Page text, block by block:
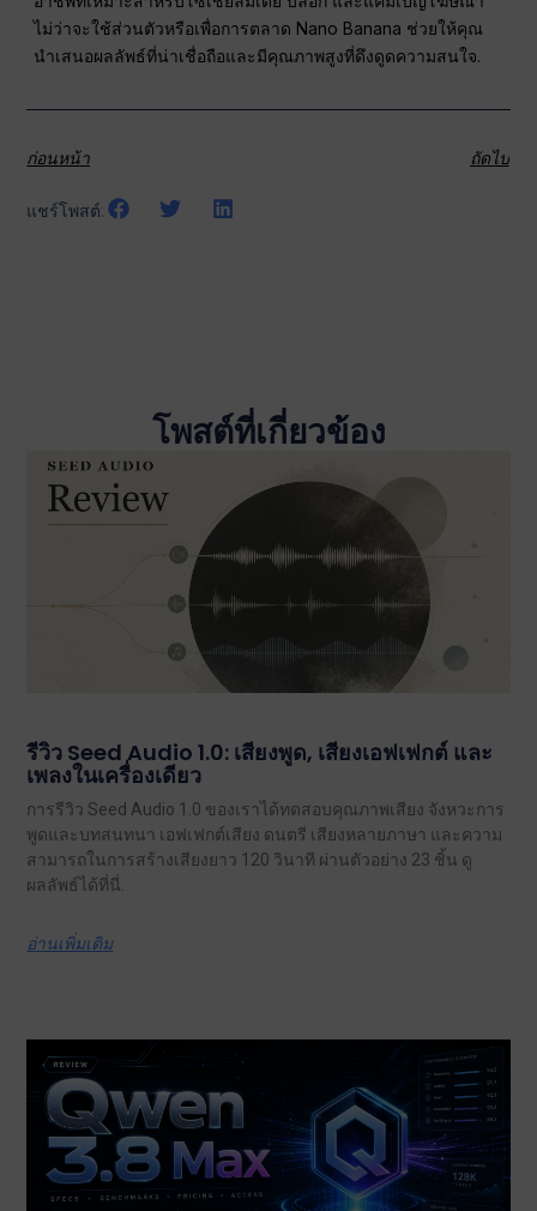
ไม่ว่าจะใช้ส่วนตัวหรือเพื่อการตลาด Nano Banana ช่วยให้คุณ
นำเสนอผลลัพธ์ที่น่าเชื่อถือและมีคุณภาพสูงที่ดึงดูดความสนใจ.
ก่อนหน้า ถัดไป
แชร์โพสต์:
โพสต์ที่เกี่ยวข้อง
รีวิว Seed Audio 1.0: เสียงพูด, เสียงเอฟเฟกต์ และ
เพลงในเครื่องเดียว
การรีวิว Seed Audio 1.0 ของเราได้ทดสอบคุณภาพเสียง จังหวะการ
พูดและบทสนทนา เอฟเฟกต์เสียง ดนตรี เสียงหลายภาษา และความ
สามารถในการสร้างเสียงยาว 120 วินาที ผ่านตัวอย่าง 23 ชิ้น ดู
ผลลัพธ์ได้ที่นี่.
อ่านเพิ่มเติม